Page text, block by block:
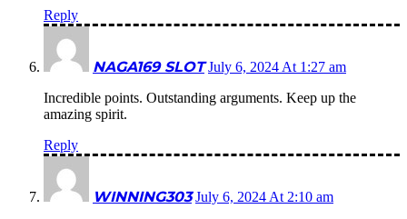
Reply
NAGA169 SLOT July 6, 2024 At 1:27 am
Incredible points. Outstanding arguments. Keep up the
amazing spirit.
Reply
WINNING303 July 6, 2024 At 2:10 am